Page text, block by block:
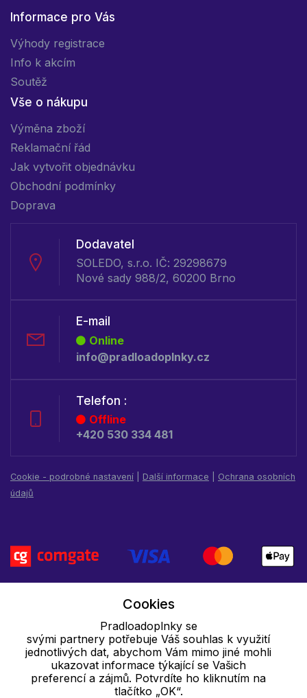
Informace pro Vás
Výhody registrace
Info k akcím
Soutěž
Vše o nákupu
Výměna zboží
Reklamační řád
Jak vytvořit objednávku
Obchodní podmínky
Doprava
Dodavatel
SOLEDO, s.r.o. IČ: 29298679
Nové sady 988/2, 60200 Brno
E-mail
Online
info@pradloadoplnky.cz
Telefon :
Offline
+420 530 334 481
Cookie - podrobné nastavení Další informace
Ochrana osobních
údajů
Cookies
Pradloadoplnky se
svými partnery potřebuje Váš souhlas k využití
jednotlivých dat, abychom Vám mimo jiné mohli
ukazovat informace týkající se Vašich
preferencí a zájmů. Potvrdíte ho kliknutím na
tlačítko „OK“.